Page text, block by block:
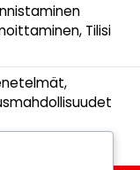
Tilisi